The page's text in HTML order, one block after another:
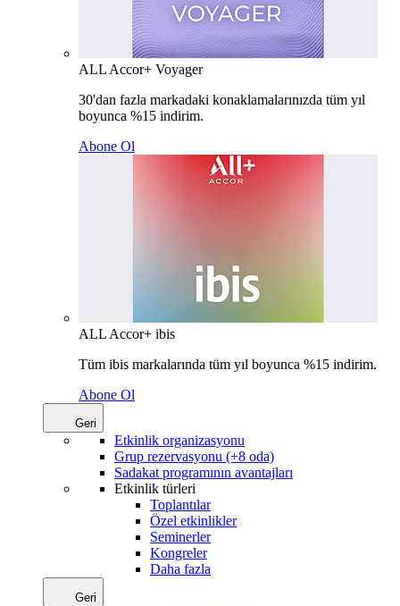
ALL Accor+ Voyager
30'dan fazla markadaki konaklamalarınızda tüm yıl
boyunca %15 indirim.
Abone Ol
ALL Accor+ ibis
Tüm ibis markalarında tüm yıl boyunca %15 indirim.
Abone Ol
Geri
Etkinlik organizasyonu
Grup rezervasyonu (+8 oda)
Sadakat programının avantajları
Etkinlik türleri
Toplantılar
Özel etkinlikler
Seminerler
Kongreler
Daha fazla
Geri